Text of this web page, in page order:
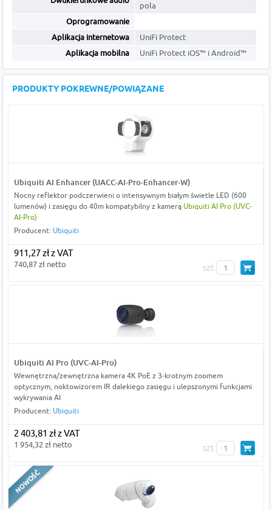
pola
Oprogramowanie
Aplikacja internetowa
UniFi Protect
Aplikacja mobilna
UniFi Protect iOS™ i Android™
PRODUKTY POKREWNE/POWIĄZANE
Ubiquiti AI Enhancer (UACC-AI-Pro-Enhancer-W)
Nocny reflektor podczerwieni o intensywnym białym świetle LED (600
lumenów) i zasięgu do 40m kompatybilny z kamerą Ubiquiti AI Pro (UVC-
AI-Pro)
Producent: Ubiquiti
911,27 zł z VAT
740,87 zł netto szt
Ubiquiti AI Pro (UVC-AI-Pro)
Wewnętrzna/zewnętrzna kamera 4K PoE z 3-krotnym zoomem
optycznym, noktowizorem IR dalekiego zasięgu i ulepszonymi funkcjami
wykrywania AI
Producent: Ubiquiti
2 403,81 zł z VAT
1 954,32 zł netto szt